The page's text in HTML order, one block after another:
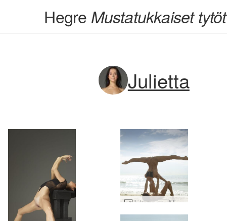
Hegre Mustatukkaiset tytöt
Julietta
Juliettan ja Magdalenan rantavartalot #49